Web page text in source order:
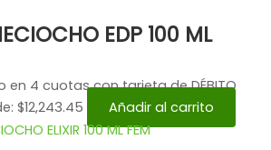
EDP 100 ML
en 4 cuotas con tarjeta de DÉBITO
$12,243.45
Añadir al carrito